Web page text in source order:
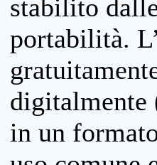
stabilito
portabilità.
digitalmente
in un